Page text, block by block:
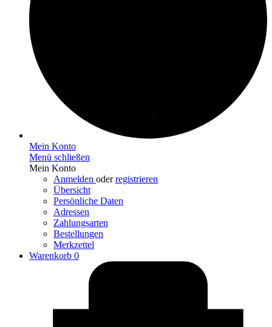
Mein Konto
Menü schließen
Mein Konto
Anmelden oderregistrieren
Übersicht
Persönliche Daten
Adressen
Zahlungsarten
Bestellungen
Merkzettel
Warenkorb 0